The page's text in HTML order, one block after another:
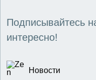
Подписывайтесь
интересно!
Новости